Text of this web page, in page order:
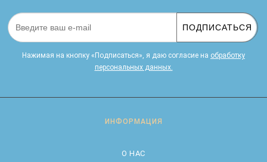
ПОДПИСАТЬСЯ
Нажимая на кнопку «Подписаться», я даю cогласие на обработку
персональных данных.
ИНФОРМАЦИЯ
О НАС